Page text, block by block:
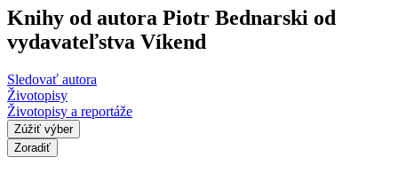
Knihy od autora Piotr Bednarski od
vydavateľstva Víkend
Sledovať autora
Životopisy
Životopisy a reportáže
Zúžiť výber
Zoradiť